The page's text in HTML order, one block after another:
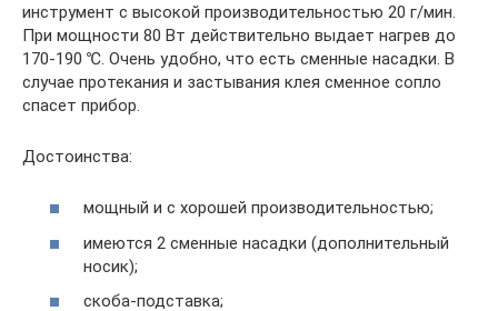
инструмент с высокой производительностью 20 г/мин.
При мощности 80 Вт действительно выдает нагрев до
170-190 ℃. Очень удобно, что есть сменные насадки. В
случае протекания и застывания клея сменное сопло
спасет прибор.
Достоинства:
мощный и с хорошей производительностью;
имеются 2 сменные насадки (дополнительный
носик);
скоба-подставка;